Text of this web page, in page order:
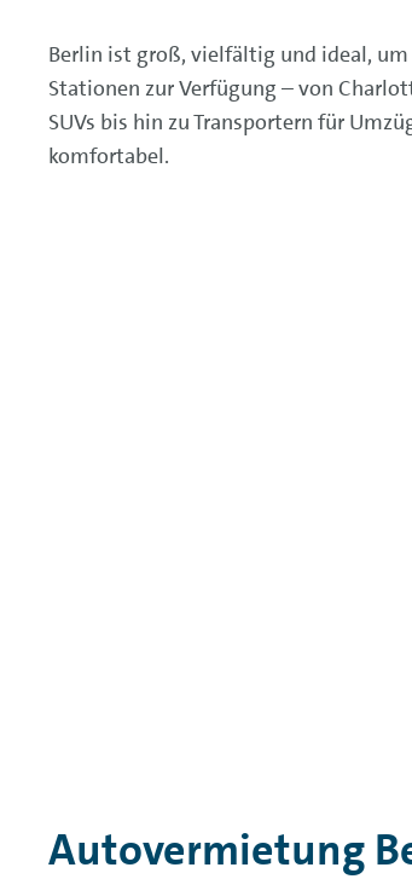
Berlin ist groß, vielfältig und ideal,
Stationen zur Verfügung – von
SUVs bis hin zu Transportern für
komfortabel.
Autovermietung